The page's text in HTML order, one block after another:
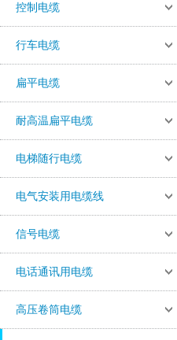
控制电缆
行车电缆
扁平电缆
耐高温扁平电缆
电梯随行电缆
电气安装用电缆线
信号电缆
电话通讯用电缆
高压卷筒电缆